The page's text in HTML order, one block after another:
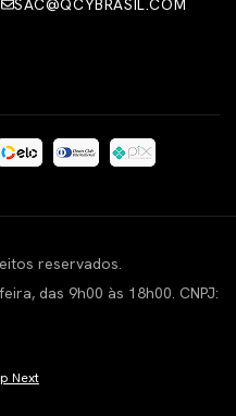
SAC@QCYBRASIL.COM
reservados.
das 9h00 às 18h00. CNPJ:
Next